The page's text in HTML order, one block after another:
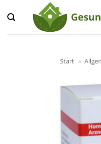
Inhalt
springen
Start »